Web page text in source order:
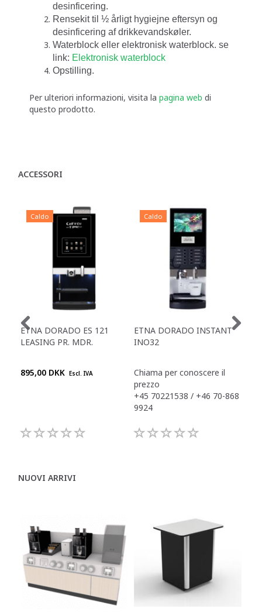
desinficering.
Rensekit til ½ årligt hygiejne eftersyn og
desinficering af drikkevandskøler.
Waterblock eller elektronisk waterblock. se
link: Elektronisk waterblock
Opstilling.
Per ulteriori informazioni, visita la pagina web di
questo prodotto.
ACCESSORI
Caldo
ETNA DORADO ES 121
LEASING PR. MDR.
895,00 DKK Escl. IVA
Caldo
ETNA DORADO INSTANT
INO32
Chiama per conoscere il
prezzo
+45 70221538 / +46 70-868
9924
NUOVI ARRIVI